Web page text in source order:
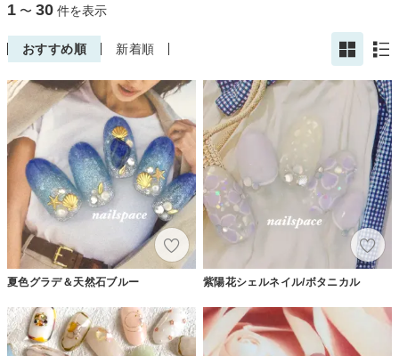
1 〜 30 件を表示
おすすめ順 新着順
夏色グラデ＆天然石ブルー 紫陽花シェルネイル/ボタニカル